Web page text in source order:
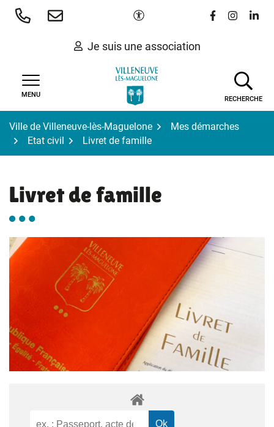
Aller
Paramètres d'accessibilité
Lien vers le
Lien vers
Lien
Je suis une association
MENU
RECHERCHE
Ville de Villeneuve-lès-Maguelone
Mes démarches
Etat civil
Livret de famille
Livret de famille